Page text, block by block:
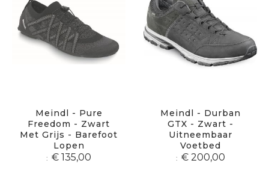
Meindl - Pure
Freedom - Zwart
Met Grijs - Barefoot
Lopen
€ 135,00
Meindl - Durban
GTX - Zwart -
Uitneembaar
Voetbed
€ 200,00